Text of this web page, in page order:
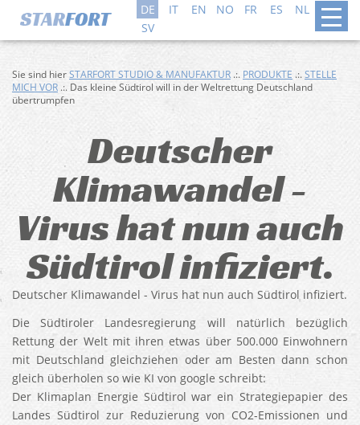
DE IT EN NO FR ES NL
DA
SV
Sie sind hierSTARFORT STUDIO & MANUFAKTUR .:. PRODUKTE .:.STELLE
MICH VOR .:. Das kleine Südtirol will in der Weltrettung Deutschland
übertrumpfen
Deutscher
Klimawandel -
Virus hat nun auch
Südtirol infiziert.
Deutscher Klimawandel - Virus hat nun auch Südtirol infiziert.
Die Südtiroler Landesregierung will natürlich bezüglich
Rettung der Welt mit ihren etwas über 500.000 Einwohnern
mit Deutschland gleichziehen oder am Besten dann schon
gleich überholen so wie KI von google schreibt:
Der Klimaplan Energie Südtirol war ein Strategiepapier des
Landes Südtirol zur Reduzierung von CO2-Emissionen und